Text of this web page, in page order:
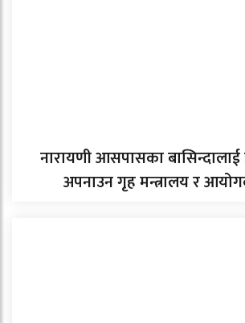
नारायणी आसपासका
अपनाउन गृह मन्त्रालय र